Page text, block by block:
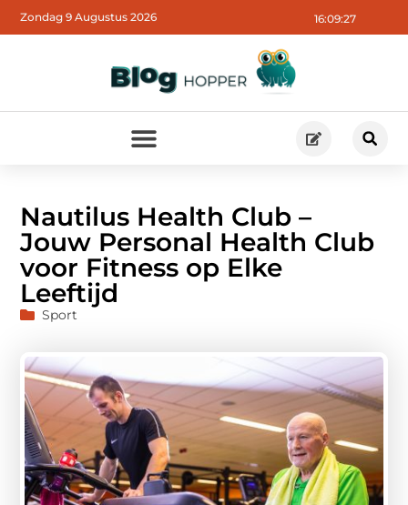
16:09:28
Zondag 9 Augustus 2026
Nautilus Health Club –
Jouw Personal Health Club
voor Fitness op Elke
Leeftijd
Sport